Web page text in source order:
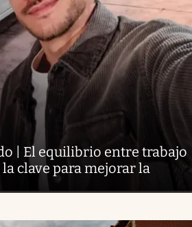
| El equilibrio entre trabajo
clave para mejorar la